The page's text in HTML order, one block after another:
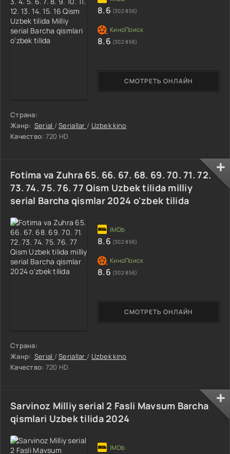
Страна:
Жанр: Serial /Seriallar / Uzbek kino
Качество: 720 HD
СМОТРЕТЬ ОНЛАЙН
8.6 (302 856)
8.6 (302 856)
Fotima va Zuhra 65. 66. 67. 68. 69. 70. 71. 72.
73. 74. 75. 76. 77 Qism Uzbek tilida milliy
serial Barcha qismlar 2024 o'zbek tilida
Страна:
Жанр: Serial /Seriallar / Uzbek kino
Качество: 720 HD
СМОТРЕТЬ ОНЛАЙН
8.6 (302 856)
8.6 (302 856)
Sarvinoz Milliy serial 2 Fasli Mavsum Barcha
qismlari Uzbek tilida 2024